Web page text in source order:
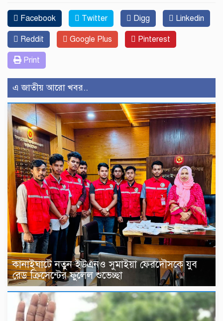
Facebook Twitter Digg Linkedin
Reddit Google Plus Pinterest
Print
এ জাতীয় আরো খবর..
কানাইঘাটে নতুন ইউএনও সুমাইয়া ফেরদৌসকে যুব
রেড ক্রিসেন্টের ফুলেল শুভেচ্ছা